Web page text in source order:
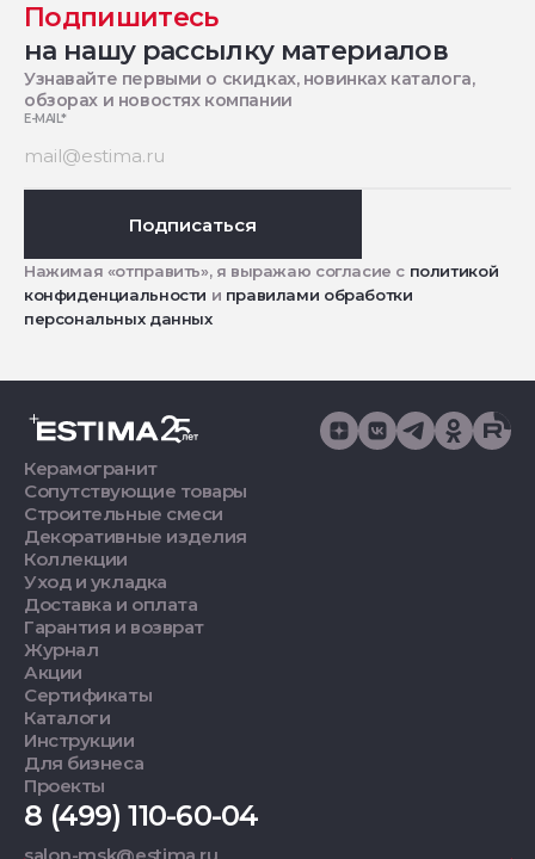
Подпишитесь
на нашу рассылку материалов
Узнавайте первыми о скидках, новинках каталога,
обзорах и новостях компании
E-MAIL*
Подписаться
Нажимая «отправить», я выражаю согласие с политикой
конфиденциальности и правилами обработки
персональных данных
Керамогранит
Сопутствующие товары
Строительные смеси
Декоративные изделия
Коллекции
Уход и укладка
Доставка и оплата
Гарантия и возврат
Журнал
Акции
Сертификаты
Каталоги
Инструкции
Для бизнеса
Проекты
8 (499) 110-60-04